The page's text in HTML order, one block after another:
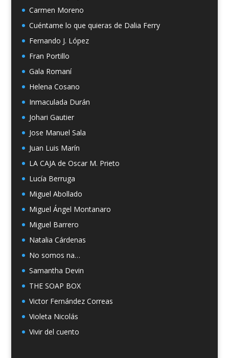
Carmen Moreno
Cuéntame lo que quieras de Dalia Ferry
Fernando J. López
Fran Portillo
Gala Romaní
Helena Cosano
Inmaculada Durán
Johari Gautier
Jose Manuel Sala
Juan Luis Marín
LA CAJA de Oscar M. Prieto
Lucía Berruga
Miguel Abollado
Miguel Ángel Montanaro
Miguel Barrero
Natalia Cárdenas
No somos na…
Samantha Devin
THE SOAP BOX
Victor Fernández Correas
Violeta Nicolás
Vivir del cuento